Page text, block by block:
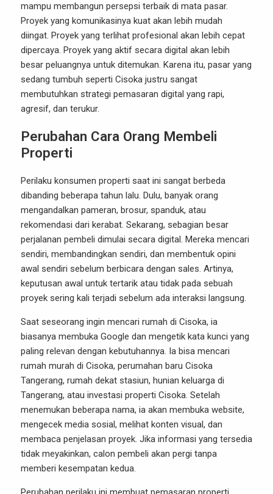
mampu membangun persepsi terbaik di mata pasar.
Proyek yang komunikasinya kuat akan lebih mudah
diingat. Proyek yang terlihat profesional akan lebih cepat
dipercaya. Proyek yang aktif secara digital akan lebih
besar peluangnya untuk ditemukan. Karena itu, pasar yang
sedang tumbuh seperti Cisoka justru sangat
membutuhkan strategi pemasaran digital yang rapi,
agresif, dan terukur.
Perubahan Cara Orang Membeli
Properti
Perilaku konsumen properti saat ini sangat berbeda
dibanding beberapa tahun lalu. Dulu, banyak orang
mengandalkan pameran, brosur, spanduk, atau
rekomendasi dari kerabat. Sekarang, sebagian besar
perjalanan pembeli dimulai secara digital. Mereka mencari
sendiri, membandingkan sendiri, dan membentuk opini
awal sendiri sebelum berbicara dengan sales. Artinya,
keputusan awal untuk tertarik atau tidak pada sebuah
proyek sering kali terjadi sebelum ada interaksi langsung.
Saat seseorang ingin mencari rumah di Cisoka, ia
biasanya membuka Google dan mengetik kata kunci yang
paling relevan dengan kebutuhannya. Ia bisa mencari
rumah murah di Cisoka, perumahan baru Cisoka
Tangerang, rumah dekat stasiun, hunian keluarga di
Tangerang, atau investasi properti Cisoka. Setelah
menemukan beberapa nama, ia akan membuka website,
mengecek media sosial, melihat konten visual, dan
membaca penjelasan proyek. Jika informasi yang tersedia
tidak meyakinkan, calon pembeli akan pergi tanpa
memberi kesempatan kedua.